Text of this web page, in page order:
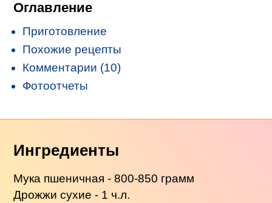
Оглавление
Приготовление
Похожие рецепты
Комментарии (10)
Фотоотчеты
Ингредиенты
Мука пшеничная - 800-850 грамм
Дрожжи сухие - 1 ч.л.